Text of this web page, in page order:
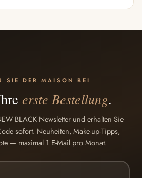
SIE DER MAISON BEI
erste Bestellung.
BLACK Newsletter und erhalten Sie
sofort. Neuheiten, Make-up-Tipps,
— maximal 1 E-Mail pro Monat.